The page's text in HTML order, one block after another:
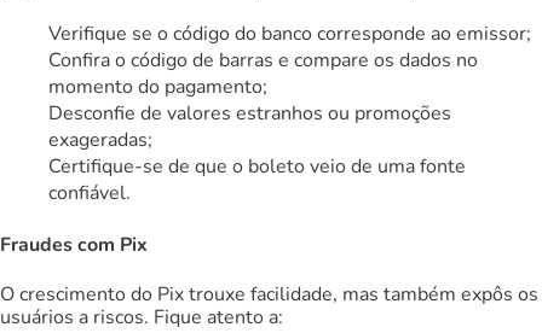
Verifique se o código do banco corresponde ao emissor;
Confira o código de barras e compare os dados no
momento do pagamento;
Desconfie de valores estranhos ou promoções
exageradas;
Certifique-se de que o boleto veio de uma fonte
confiável.
Fraudes com Pix
O crescimento do Pix trouxe facilidade, mas também expôs os
usuários a riscos. Fique atento a: